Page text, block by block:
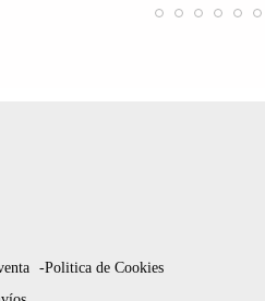
-Politica de Cookies